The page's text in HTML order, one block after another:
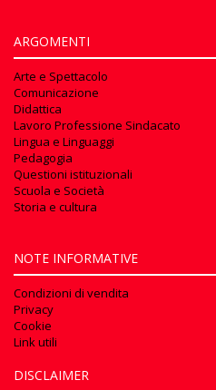
ARGOMENTI
Arte e Spettacolo
Comunicazione
Didattica
Lavoro Professione Sindacato
Lingua e Linguaggi
Pedagogia
Questioni istituzionali
Scuola e Società
Storia e cultura
NOTE INFORMATIVE
Condizioni di vendita
Privacy
Cookie
Link utili
DISCLAIMER